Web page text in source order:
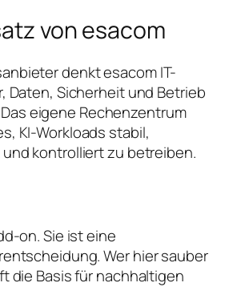
von esacom
denkt esacom IT-
Daten, Sicherheit und Betrieb
eigene Rechenzentrum
KI-Workloads stabil,
kontrolliert zu betreiben.
on. Sie ist eine
Wer hier sauber
die Basis für nachhaltigen